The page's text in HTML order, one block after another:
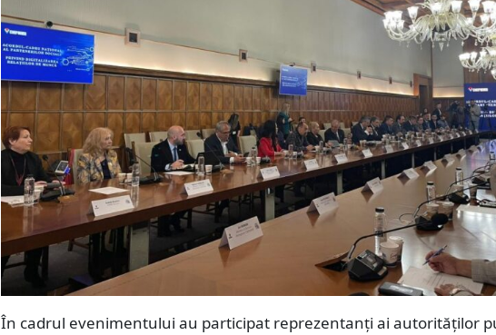
În cadrul evenimentului au participat reprezentanți ai autorităților